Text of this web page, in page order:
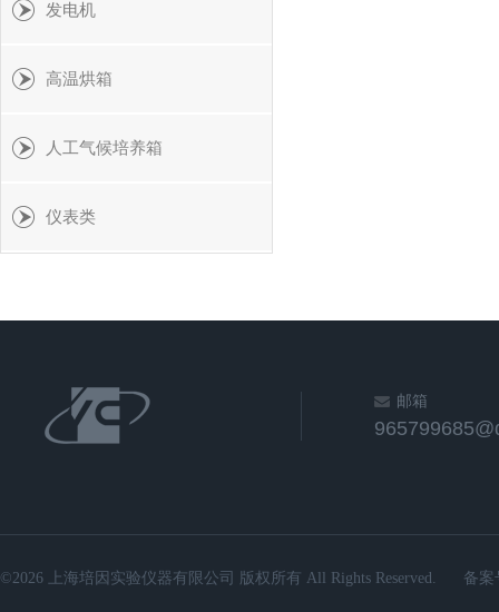
发电机
高温烘箱
人工气候培养箱
仪表类
邮箱
©2026 上海培因实验仪器有限公司 版权所有 All Rights Reserved. 备案